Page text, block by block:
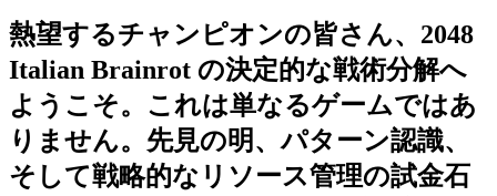
熱望するチャンピオンの皆さん、2048
Italian Brainrot の決定的な戦術分解へ
ようこそ。これは単なるゲームではあ
りません。先見の明、パターン認識、
そして戦略的なリソース管理の試金石